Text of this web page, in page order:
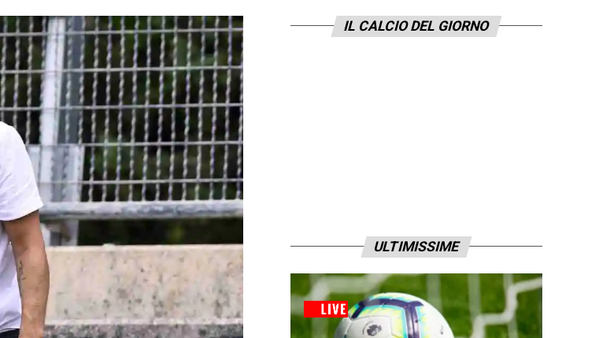
IL CALCIO DEL GIORNO
ULTIMISSIME